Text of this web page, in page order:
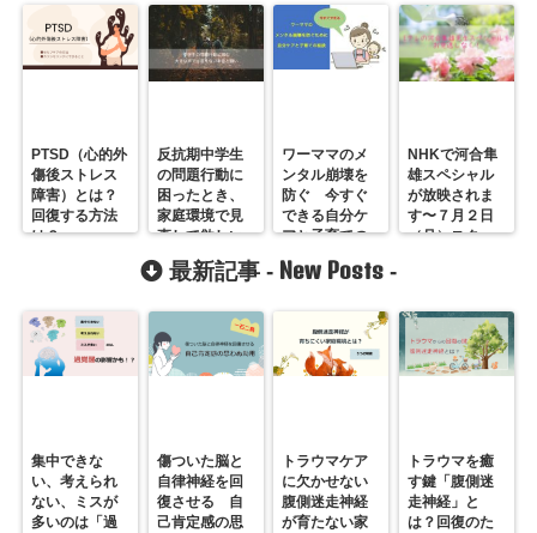
PTSD（心的外
傷後ストレス
障害）とは？
回復する方法
は？
反抗期中学生
の問題行動に
困ったとき、
家庭環境で見
直して欲しい
こと。
ワーママのメ
ンタル崩壊を
防ぐ 今すぐ
できる自分ケ
アと子育ての
秘訣
NHKで河合隼
雄スペシャル
が放映されま
す〜７月２日
（月）スター
最新記事 - New Posts -
集中できな
い、考えられ
ない、ミスが
多いのは「過
傷ついた脳と
自律神経を回
復させる 自
己肯定感の思
トラウマケア
に欠かせない
腹側迷走神経
が育たない家
トラウマを癒
す鍵「腹側迷
走神経」と
は？回復のた